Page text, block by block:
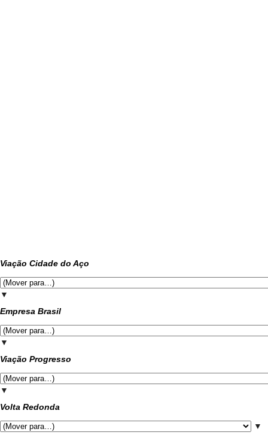
Viação Cidade do Aço
▼
Empresa Brasil
▼
Viação Progresso
▼
Volta Redonda
▼